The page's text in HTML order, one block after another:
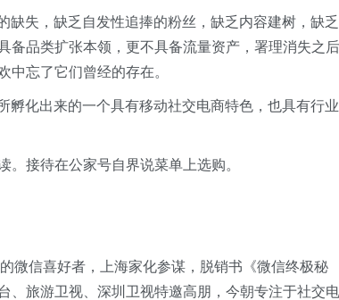
失，缺乏自发性追捧的粉丝，缺乏内容建树，缺乏
备品类扩张本领，更不具备流量资产，署理消失之后
中忘了它们曾经的存在。
孵化出来的一个具有移动社交电商特色，也具有行业
接待在公家号自界说菜单上选购。
微信喜好者，上海家化参谋，脱销书《微信终极秘
、旅游卫视、深圳卫视特邀高朋，今朝专注于社交电